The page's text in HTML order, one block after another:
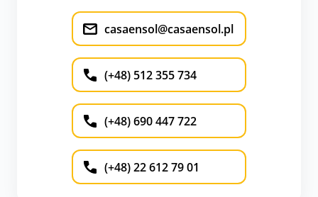
casaensol@casaensol.pl
(+48) 512 355 734
(+48) 690 447 722
(+48) 22 612 79 01